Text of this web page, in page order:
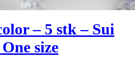
– 5 stk – Sui
size